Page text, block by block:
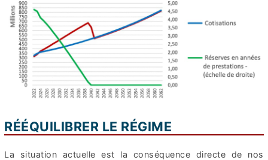
RÉÉQUILIBRER LE RÉGIME
La situation actuelle est la conséquence directe de nos